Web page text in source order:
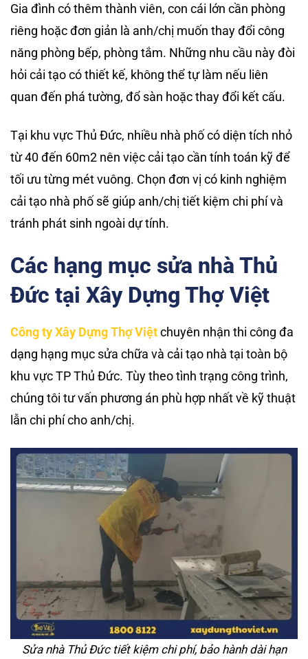
Gia đình có thêm thành viên, con cái lớn cần phòng
riêng hoặc đơn giản là anh/chị muốn thay đổi công
năng phòng bếp, phòng tắm. Những nhu cầu này đòi
hỏi cải tạo có thiết kế, không thể tự làm nếu liên
quan đến phá tường, đổ sàn hoặc thay đổi kết cấu.
Tại khu vực Thủ Đức, nhiều nhà phố có diện tích nhỏ
từ 40 đến 60m2 nên việc cải tạo cần tính toán kỹ để
tối ưu từng mét vuông. Chọn đơn vị có kinh nghiệm
cải tạo nhà phố sẽ giúp anh/chị tiết kiệm chi phí và
tránh phát sinh ngoài dự tính.
Các hạng mục sửa nhà Thủ
Đức tại Xây Dựng Thợ Việt
Công ty Xây Dựng Thợ Việtchuyên nhận thi công đa
dạng hạng mục sửa chữa và cải tạo nhà tại toàn bộ
khu vực TP Thủ Đức. Tùy theo tình trạng công trình,
chúng tôi tư vấn phương án phù hợp nhất về kỹ thuật
lẫn chi phí cho anh/chị.
Sửa nhà Thủ Đức tiết kiệm chi phí, bảo hành dài hạn